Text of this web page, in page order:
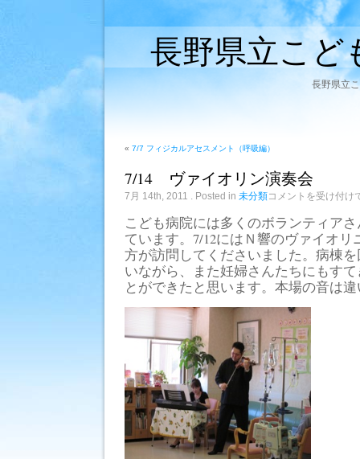
長野県立こど
長野県立
« 7/7 フィジカルアセスメント（呼吸編）
7/14 ヴァイオリン演奏会
7月 14th, 2011 . Posted in 未分類7/14
ヴ
イ
オ
リ
ン
演
コメントを受け付け
こども病院には多くのボランティア
ています。7/12にはＮ響のヴァイオ
方が訪問してくださいました。病棟
いながら、また妊婦さんたちにもす
とができたと思います。本場の音は